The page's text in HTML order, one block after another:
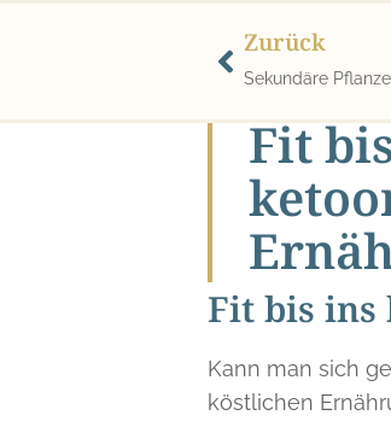
Zurück
Sekundäre
Fit
Fit bis
Kann man sich
köstlichen